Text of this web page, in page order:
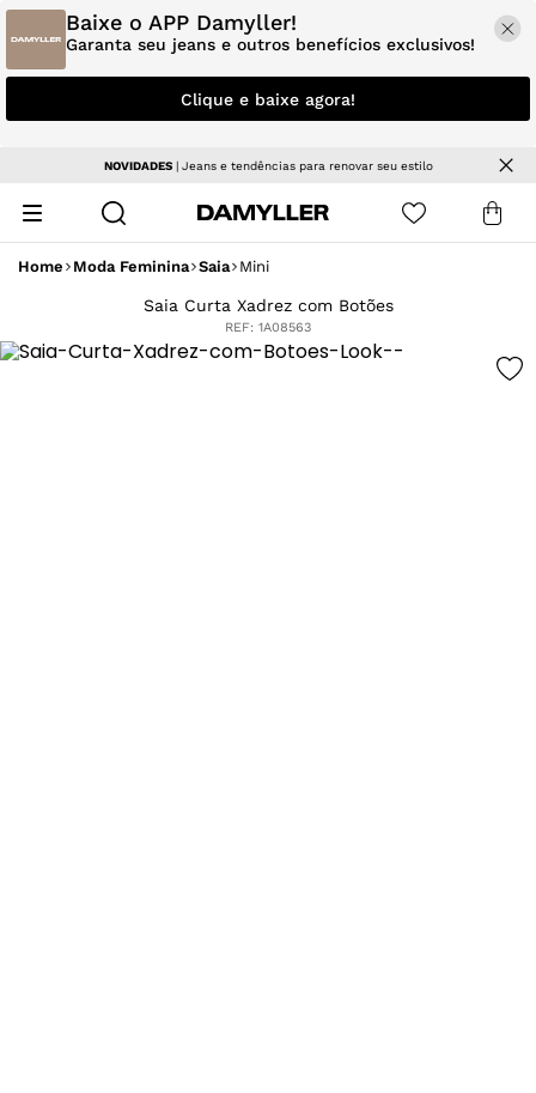
Baixe o APP Damyller!
Garanta seu jeans e outros benefícios exclusivos!
Clique e baixe agora!
NOVIDADES| Jeans e tendências para renovar seu estilo
Home Moda Feminina Saia Mini
Saia Curta Xadrez com Botões
REF: 1A08563